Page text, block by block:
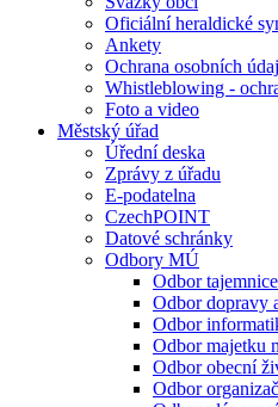
Oficiální heraldické
Ankety
Ochrana osobních
Whistleblowing -
Foto a video
Městský úřad
Úřední deska
Zprávy z úřadu
E-podatelna
CzechPOINT
Datové schránky
Odbory MÚ
Odbor tajemnice
Odbor dopravy
Odbor
Odbor majetku
Odbor obecní
Odbor